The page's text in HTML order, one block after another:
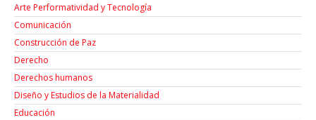
Arte Performatividad y Tecnología
Comunicación
Construcción de Paz
Derecho
Derechos humanos
Diseño y Estudios de la Materialidad
Educación